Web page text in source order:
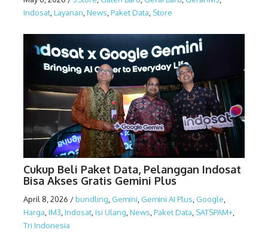
Indosat Layanan News Paket Data Store
Cukup Beli Paket Data, Pelanggan Indosat
Bisa Akses Gratis Gemini Plus
April 8, 2026 /bundling Gemini Gemini AI Plus Google
Harga IM3 Indosat Isi Ulang News Paket Data SATSPAM+
Tri Indonesia